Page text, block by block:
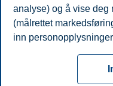
Campus:
OsloBergen Trondheim
© 2026 Handelshøyskolen BI
analyse) og å vise deg
(målrettet
inn
cookies som er
fungere, kan du enten